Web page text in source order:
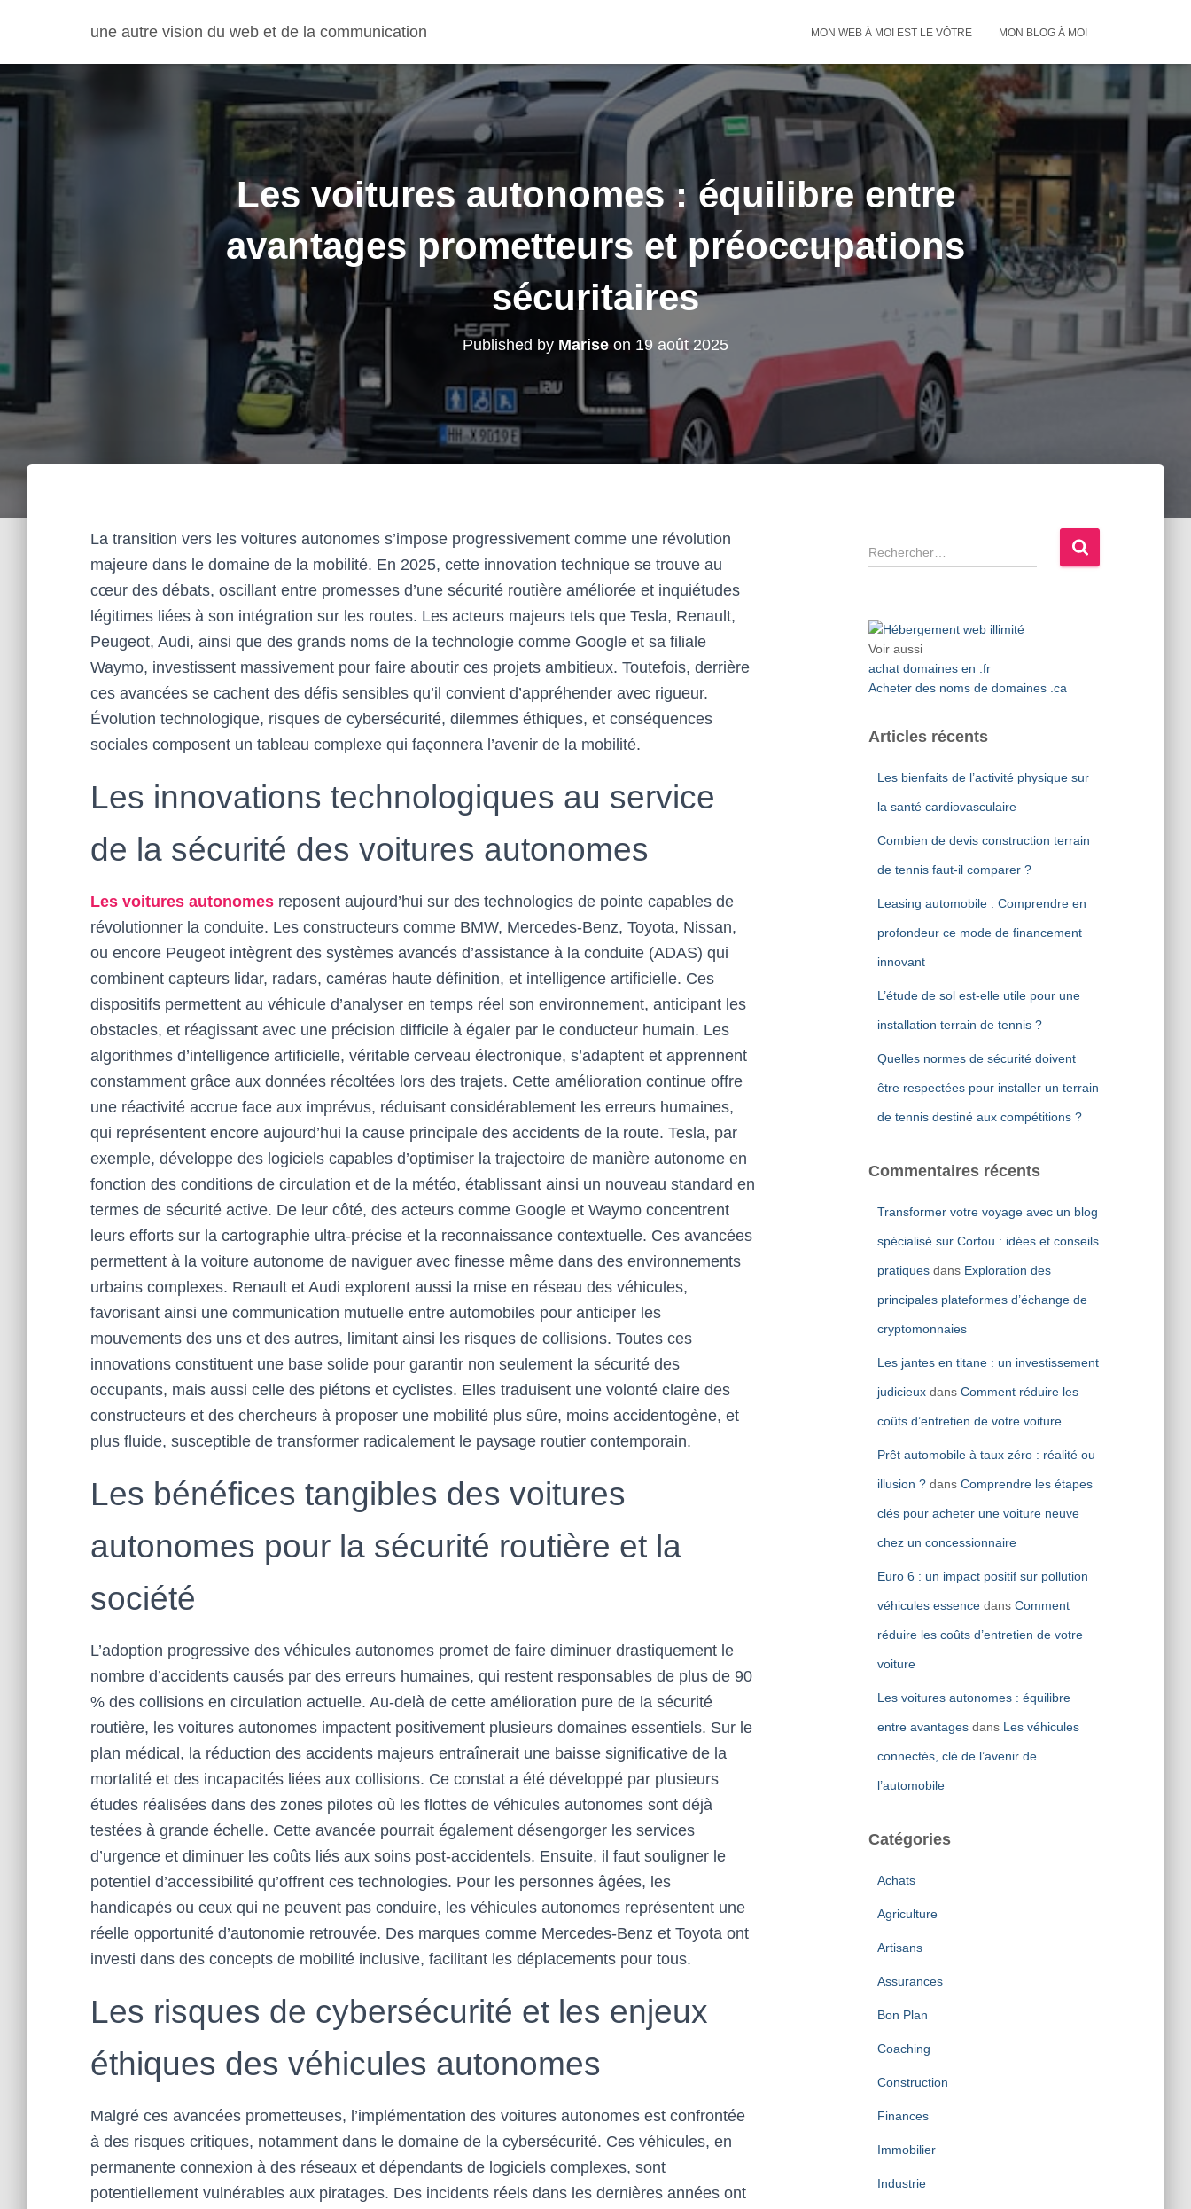
une autre vision du web et de la communication MON WEB À MOI EST LE VÔTRE MON BLOG À MOI
Les voitures autonomes : équilibre entre
avantages prometteurs et préoccupations
sécuritaires
Published by Marise on 19 août 2025
La transition vers les voitures autonomes s’impose progressivement comme une révolution
majeure dans le domaine de la mobilité. En 2025, cette innovation technique se trouve au
cœur des débats, oscillant entre promesses d’une sécurité routière améliorée et inquiétudes
légitimes liées à son intégration sur les routes. Les acteurs majeurs tels que Tesla, Renault,
Peugeot, Audi, ainsi que des grands noms de la technologie comme Google et sa filiale
Waymo, investissent massivement pour faire aboutir ces projets ambitieux. Toutefois, derrière
ces avancées se cachent des défis sensibles qu’il convient d’appréhender avec rigueur.
Évolution technologique, risques de cybersécurité, dilemmes éthiques, et conséquences
sociales composent un tableau complexe qui façonnera l’avenir de la mobilité.
Les innovations technologiques au service
de la sécurité des voitures autonomes
Les voitures autonomes reposent aujourd’hui sur des technologies de pointe capables de
révolutionner la conduite. Les constructeurs comme BMW, Mercedes-Benz, Toyota, Nissan,
ou encore Peugeot intègrent des systèmes avancés d’assistance à la conduite (ADAS) qui
combinent capteurs lidar, radars, caméras haute définition, et intelligence artificielle. Ces
dispositifs permettent au véhicule d’analyser en temps réel son environnement, anticipant les
obstacles, et réagissant avec une précision difficile à égaler par le conducteur humain. Les
algorithmes d’intelligence artificielle, véritable cerveau électronique, s’adaptent et apprennent
constamment grâce aux données récoltées lors des trajets. Cette amélioration continue offre
une réactivité accrue face aux imprévus, réduisant considérablement les erreurs humaines,
qui représentent encore aujourd’hui la cause principale des accidents de la route. Tesla, par
exemple, développe des logiciels capables d’optimiser la trajectoire de manière autonome en
fonction des conditions de circulation et de la météo, établissant ainsi un nouveau standard en
termes de sécurité active. De leur côté, des acteurs comme Google et Waymo concentrent
leurs efforts sur la cartographie ultra-précise et la reconnaissance contextuelle. Ces avancées
permettent à la voiture autonome de naviguer avec finesse même dans des environnements
urbains complexes. Renault et Audi explorent aussi la mise en réseau des véhicules,
favorisant ainsi une communication mutuelle entre automobiles pour anticiper les
mouvements des uns et des autres, limitant ainsi les risques de collisions. Toutes ces
innovations constituent une base solide pour garantir non seulement la sécurité des
occupants, mais aussi celle des piétons et cyclistes. Elles traduisent une volonté claire des
constructeurs et des chercheurs à proposer une mobilité plus sûre, moins accidentogène, et
plus fluide, susceptible de transformer radicalement le paysage routier contemporain.
Les bénéfices tangibles des voitures
autonomes pour la sécurité routière et la
société
L’adoption progressive des véhicules autonomes promet de faire diminuer drastiquement le
nombre d’accidents causés par des erreurs humaines, qui restent responsables de plus de 90
% des collisions en circulation actuelle. Au-delà de cette amélioration pure de la sécurité
routière, les voitures autonomes impactent positivement plusieurs domaines essentiels. Sur le
plan médical, la réduction des accidents majeurs entraînerait une baisse significative de la
mortalité et des incapacités liées aux collisions. Ce constat a été développé par plusieurs
études réalisées dans des zones pilotes où les flottes de véhicules autonomes sont déjà
testées à grande échelle. Cette avancée pourrait également désengorger les services
d’urgence et diminuer les coûts liés aux soins post-accidentels. Ensuite, il faut souligner le
potentiel d’accessibilité qu’offrent ces technologies. Pour les personnes âgées, les
handicapés ou ceux qui ne peuvent pas conduire, les véhicules autonomes représentent une
réelle opportunité d’autonomie retrouvée. Des marques comme Mercedes-Benz et Toyota ont
investi dans des concepts de mobilité inclusive, facilitant les déplacements pour tous.
Les risques de cybersécurité et les enjeux
éthiques des véhicules autonomes
Malgré ces avancées prometteuses, l’implémentation des voitures autonomes est confrontée
à des risques critiques, notamment dans le domaine de la cybersécurité. Ces véhicules, en
permanente connexion à des réseaux et dépendants de logiciels complexes, sont
potentiellement vulnérables aux piratages. Des incidents réels dans les dernières années ont
R
e
e
r
h
Voir aussi
achat domaines en .fr
Acheter des noms de domaines .ca
Articles récents
Les bienfaits de l’activité physique sur
la santé cardiovasculaire
Combien de devis construction terrain
de tennis faut-il comparer ?
Leasing automobile : Comprendre en
profondeur ce mode de financement
innovant
L’étude de sol est-elle utile pour une
installation terrain de tennis ?
Quelles normes de sécurité doivent
être respectées pour installer un terrain
de tennis destiné aux compétitions ?
Commentaires récents
Transformer votre voyage avec un blog
spécialisé sur Corfou : idées et conseils
pratiquesdans Exploration des
principales plateformes d’échange de
cryptomonnaies
Les jantes en titane : un investissement
judicieuxdans Comment réduire les
coûts d’entretien de votre voiture
Prêt automobile à taux zéro : réalité ou
illusion ?dans Comprendre les étapes
clés pour acheter une voiture neuve
chez un concessionnaire
Euro 6 : un impact positif sur pollution
véhicules essencedans Comment
réduire les coûts d’entretien de votre
voiture
Les voitures autonomes : équilibre
entre avantagesdans Les véhicules
connectés, clé de l’avenir de
l’automobile
Catégories
Achats
Agriculture
Artisans
Assurances
Bon Plan
Coaching
Construction
Finances
Immobilier
Industrie